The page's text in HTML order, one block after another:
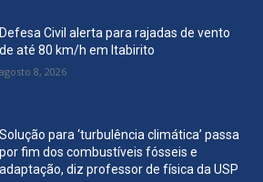
Defesa Civil alerta para rajadas de vento
de até 80 km/h em Itabirito
agosto 8, 2026
Solução para ‘turbulência climática’ passa
por fim dos combustíveis fósseis e
adaptação, diz professor de física da USP